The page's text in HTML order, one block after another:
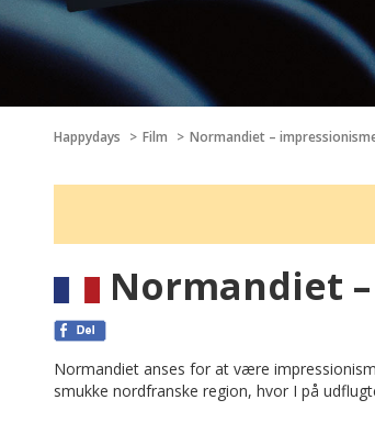
Happydays Film Normandiet –
Normandiet
Normandiet anses for at være
smukke nordfranske region, hvor I på